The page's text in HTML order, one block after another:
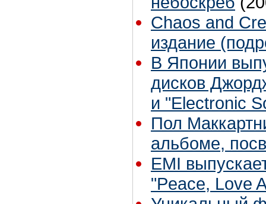
Chaos and
издание
В Японии
дисков
и "Electronic
Пол
альбоме,
EMI
"Peace, Love